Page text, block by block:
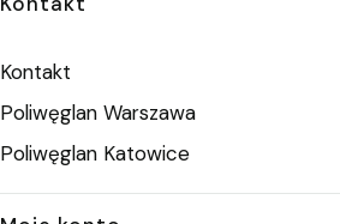
Linki w stopce
Kontakt
Poliwęglan Warszawa
Poliwęglan Katowice